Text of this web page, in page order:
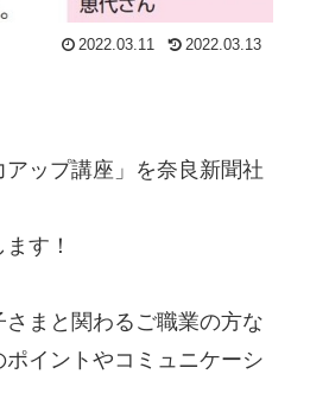
2022.03.11 2022.03.13
ップ講座」を奈良新聞社
す！
まと関わるご職業の方な
イントやコミュニケーシ